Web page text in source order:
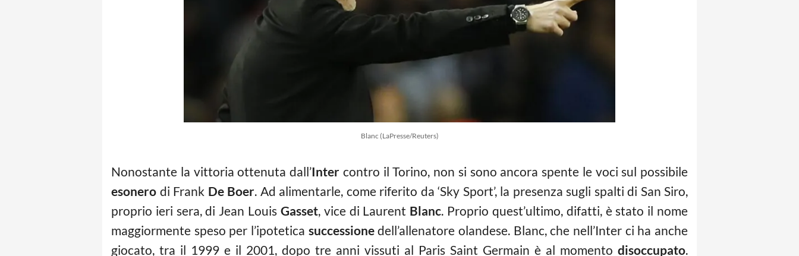
Blanc (LaPresse/Reuters)
Nonostante la vittoria ottenuta dall’Inter contro il Torino, non si sono ancora spente le voci sul possibile
esonero di Frank De Boer. Ad alimentarle, come riferito da ‘Sky Sport’, la presenza sugli spalti di San Siro,
proprio ieri sera, di Jean Louis Gasset, vice di Laurent Blanc. Proprio quest’ultimo, difatti, è stato il nome
maggiormente speso per l’ipotetica successionedell’allenatore olandese. Blanc, che nell’Inter ci ha anche
giocato, tra il 1999 e il 2001, dopo tre anni vissuti al Paris Saint Germain è al momento disoccupato.